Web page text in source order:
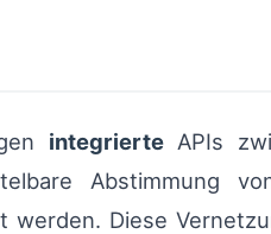
integrierteAPIs
Abstimmung
Diese